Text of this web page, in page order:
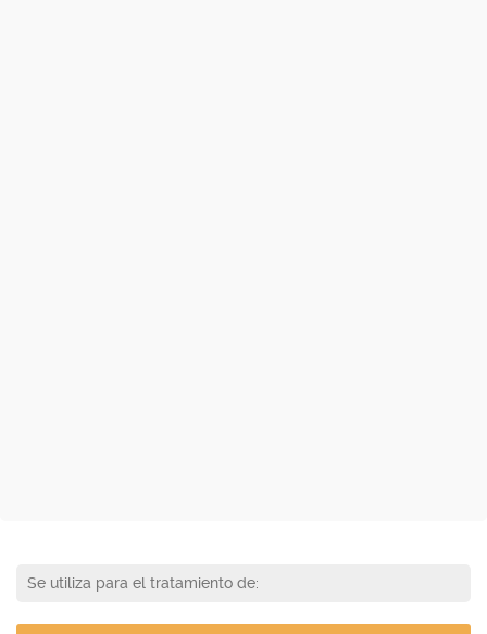
Se utiliza para el tratamiento de: